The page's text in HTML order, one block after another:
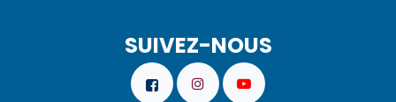
SUIVEZ-NOUS